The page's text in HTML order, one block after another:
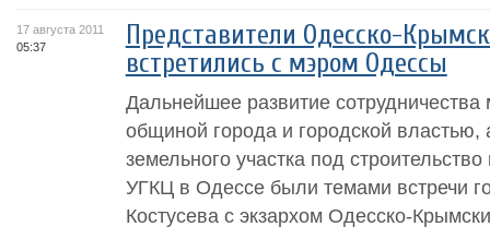
17 августа 2011
05:37
Представители Одесско-
встретились с мэром Одессы
Дальнейшее развитие сотрудничества
общиной города и городской властью,
земельного участка под
УГКЦ в Одессе были темами встречи
Костусева с экзархом Одесско-